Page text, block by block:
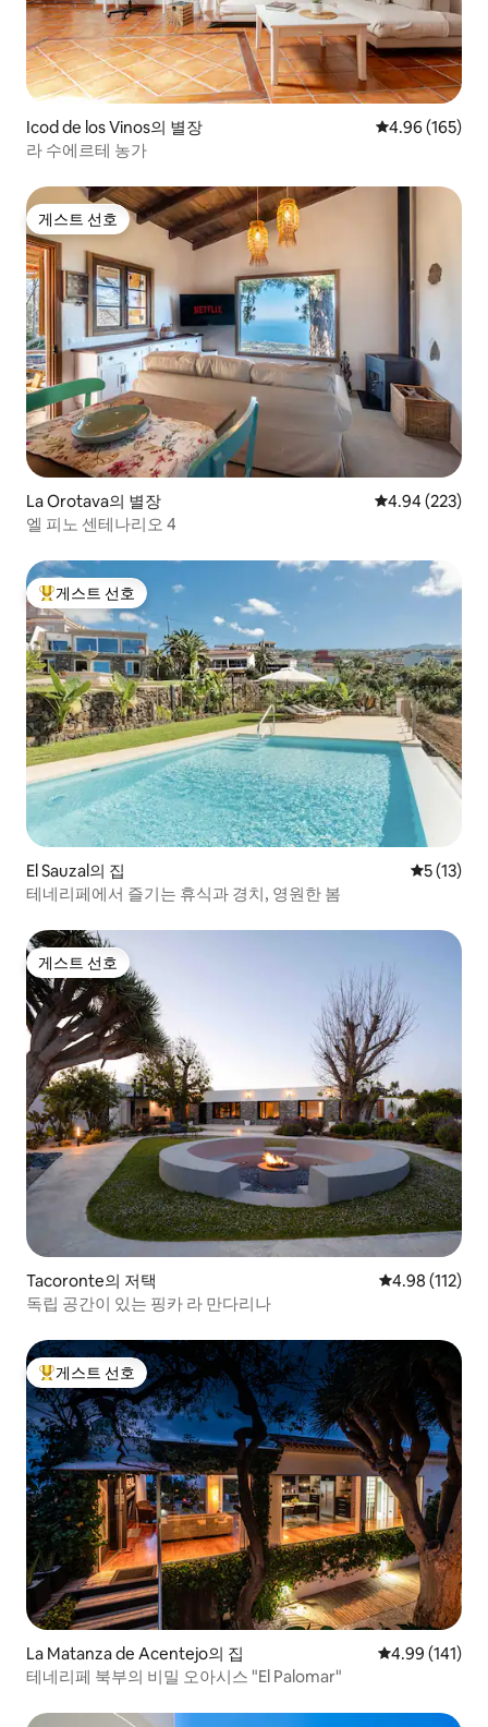
Icod de los Vinos의 별장 평점 4.96점(5
4.96 (165)
라 수에르테 농가
게스트 선호
게스트 선호
La Orotava의 별장 평점 4.94점(5
4.94 (223)
엘 피노 센테나리오 4
상위 게스트 선호
게스트 선호
El Sauzal의 집 평점 5점
5 (13)
테네리페에서 즐기는 휴식과 경치, 영원한 봄
게스트 선호
게스트 선호
Tacoronte의 저택 평점 4.98점(5
4.98 (112)
독립 공간이 있는 핑카 라 만다리나
상위 게스트 선호
게스트 선호
La Matanza de Acentejo의 집 평점 4.99점(5
4.99 (141)
테네리페 북부의 비밀 오아시스 "El Palomar"